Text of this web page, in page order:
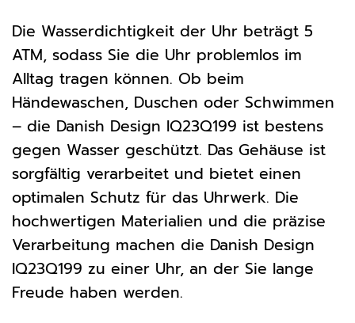
Die Wasserdichtigkeit der Uhr beträgt 5
ATM, sodass Sie die Uhr problemlos im
Alltag tragen können. Ob beim
Händewaschen, Duschen oder Schwimmen
– die Danish Design IQ23Q199 ist bestens
gegen Wasser geschützt. Das Gehäuse ist
sorgfältig verarbeitet und bietet einen
optimalen Schutz für das Uhrwerk. Die
hochwertigen Materialien und die präzise
Verarbeitung machen die Danish Design
IQ23Q199 zu einer Uhr, an der Sie lange
Freude haben werden.